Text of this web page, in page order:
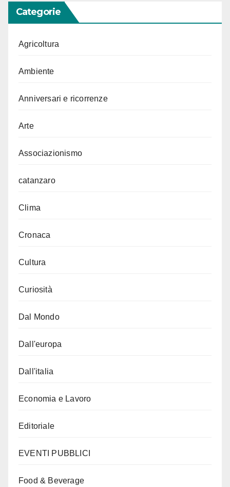
Categorie
Agricoltura
Ambiente
Anniversari e ricorrenze
Arte
Associazionismo
catanzaro
Clima
Cronaca
Cultura
Curiosità
Dal Mondo
Dall'europa
Dall'italia
Economia e Lavoro
Editoriale
EVENTI PUBBLICI
Food & Beverage